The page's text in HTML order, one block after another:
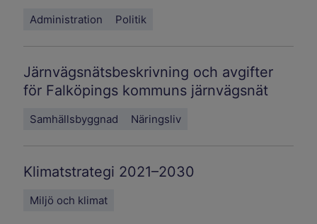
Administration Politik
Järnvägsnätsbeskrivning och avgifter
för Falköpings kommuns järnvägsnät
Samhällsbyggnad Näringsliv
Klimatstrategi 2021–2030
Miljö och klimat